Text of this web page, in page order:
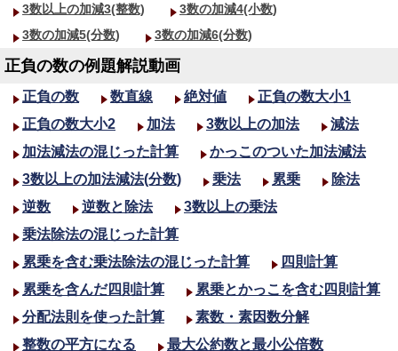
3数以上の加減3(整数)
3数の加減4(小数)
3数の加減5(分数)
3数の加減6(分数)
正負の数の例題解説動画
正負の数 数直線 絶対値
正負の数大小1
正負の数大小2
加法 3数以上の加法
減法
加法減法の混じった計算
かっこのついた加法減法
3数以上の加法減法(分数)
乗法 累乗
除法
逆数
逆数と除法
3数以上の乗法
乗法除法の混じった計算
累乗を含む乗法除法の混じった計算
四則計算
累乗を含んだ四則計算
累乗とかっこを含む四則計算
分配法則を使った計算
素数・素因数分解
整数の平方になる
最大公約数と最小公倍数